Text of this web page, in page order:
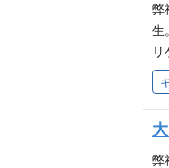
で
て
弊
生
ま
て
は
合
弊